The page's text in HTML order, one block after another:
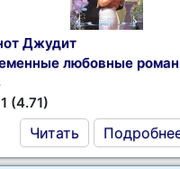
Джудит
любовные
(4.71)
Читать